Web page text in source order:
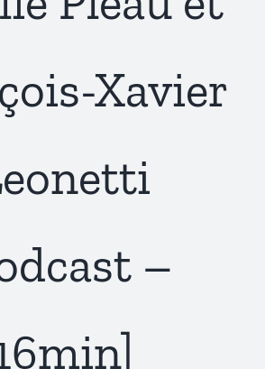
Xavier
–